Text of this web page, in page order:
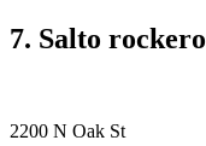
7. Salto rockero
2200 N Oak St